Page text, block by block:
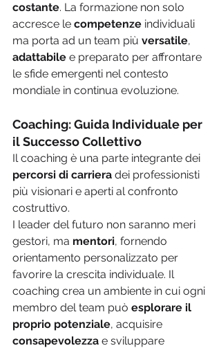
costante. La formazione non solo
accresce le competenze individuali
ma porta ad un team più versatile,
adattabile e preparato per affrontare
le sfide emergenti nel contesto
mondiale in continua evoluzione.
Coaching: Guida Individuale per
il Successo Collettivo
Il coaching è una parte integrante dei
percorsi di carriera dei professionisti
più visionari e aperti al confronto
costruttivo.
I leader del futuro non saranno meri
gestori, ma mentori, fornendo
orientamento personalizzato per
favorire la crescita individuale. Il
coaching crea un ambiente in cui ogni
membro del team può esplorare il
proprio potenziale, acquisire
consapevolezza e sviluppare